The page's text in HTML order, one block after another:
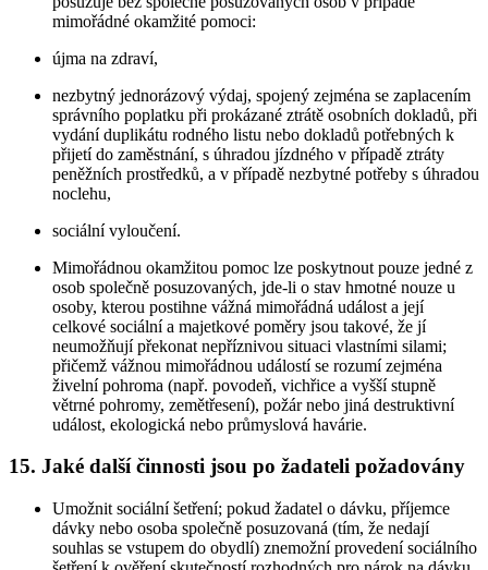
mimořádné okamžité pomoci:
újma na zdraví,
nezbytný jednorázový výdaj, spojený zejména se zaplacením
správního poplatku při prokázané ztrátě osobních dokladů, při
vydání duplikátu rodného listu nebo dokladů potřebných k
přijetí do zaměstnání, s úhradou jízdného v případě ztráty
peněžních prostředků, a v případě nezbytné potřeby s úhradou
noclehu,
sociální vyloučení.
Mimořádnou okamžitou pomoc lze poskytnout pouze jedné z
osob společně posuzovaných, jde-li o stav hmotné nouze u
osoby, kterou postihne vážná mimořádná událost a její
celkové sociální a majetkové poměry jsou takové, že jí
neumožňují překonat nepříznivou situaci vlastními silami;
přičemž vážnou mimořádnou událostí se rozumí zejména
živelní pohroma (např. povodeň, vichřice a vyšší stupně
větrné pohromy, zemětřesení), požár nebo jiná destruktivní
událost, ekologická nebo průmyslová havárie.
15. Jaké další činnosti jsou po žadateli požadovány
Umožnit sociální šetření; pokud žadatel o dávku, příjemce
dávky nebo osoba společně posuzovaná (tím, že nedají
souhlas se vstupem do obydlí) znemožní provedení sociálního